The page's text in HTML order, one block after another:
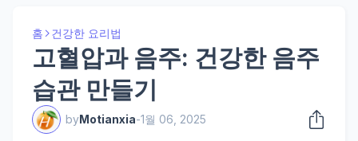
홈 건강한 요리법
고혈압과 음주: 건강한 음주
습관 만들기
byMotianxia-1월 06, 2025